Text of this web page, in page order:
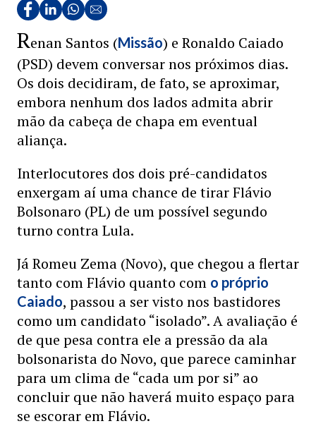
Renan Santos (Missão) e Ronaldo Caiado
(PSD) devem conversar nos próximos dias.
Os dois decidiram, de fato, se aproximar,
embora nenhum dos lados admita abrir
mão da cabeça de chapa em eventual
aliança.
Interlocutores dos dois pré-candidatos
enxergam aí uma chance de tirar Flávio
Bolsonaro (PL) de um possível segundo
turno contra Lula.
Já Romeu Zema (Novo), que chegou a flertar
tanto com Flávio quanto com o próprio
Caiado, passou a ser visto nos bastidores
como um candidato “isolado”. A avaliação é
de que pesa contra ele a pressão da ala
bolsonarista do Novo, que parece caminhar
para um clima de “cada um por si” ao
concluir que não haverá muito espaço para
se escorar em Flávio.